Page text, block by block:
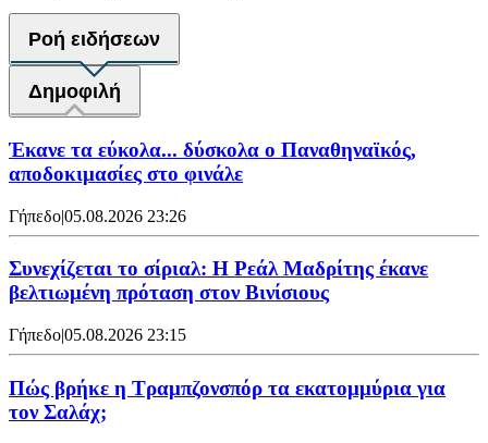
Ροή ειδήσεων
Δημοφιλή
Έκανε τα εύκολα... δύσκολα ο Παναθηναϊκός,
αποδοκιμασίες στο φινάλε
Γήπεδο|05.08.2026 23:26
Συνεχίζεται το σίριαλ: Η Ρεάλ Μαδρίτης έκανε
βελτιωμένη πρόταση στον Βινίσιους
Γήπεδο|05.08.2026 23:15
Πώς βρήκε η Τραμπζονσπόρ τα εκατομμύρια για
τον Σαλάχ;